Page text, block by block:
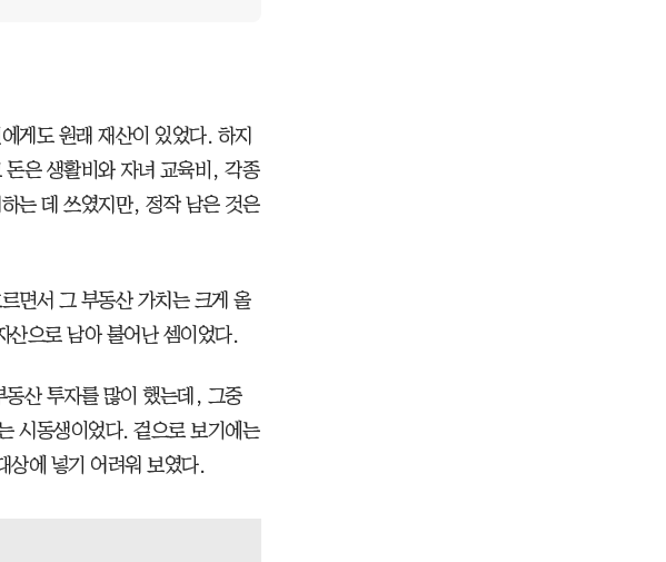
게도 원래 재산이 있었다. 하지
은 생활비와 자녀 교육비, 각종
는 데 쓰였지만, 정작 남은 것은
면서 그 부동산 가치는 크게 올
으로 남아 불어난 셈이었다.
산 투자를 많이 했는데, 그중
시동생이었다. 겉으로 보기에는
상에 넣기 어려워 보였다.